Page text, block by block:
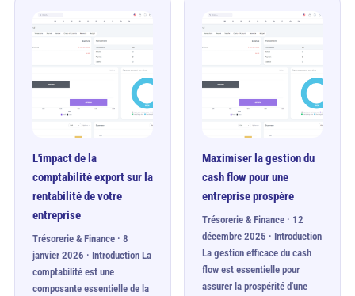
L'impact de la
comptabilité export sur la
rentabilité de votre
entreprise
Trésorerie & Finance · 8
janvier 2026 · Introduction La
comptabilité est une
composante essentielle de la
Maximiser la gestion du
cash flow pour une
entreprise prospère
Trésorerie & Finance · 12
décembre 2025 · Introduction
La gestion efficace du cash
flow est essentielle pour
assurer la prospérité d'une